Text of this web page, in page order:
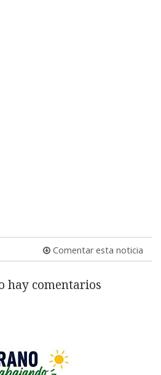
Comentar esta noticia
hay comentarios